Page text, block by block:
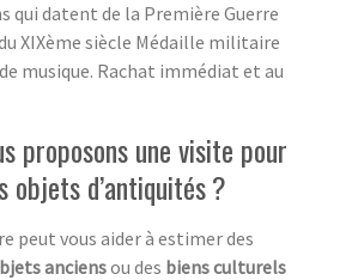
qui datent de la Première Guerre
XIXème siècle Médaille militaire
musique. Rachat immédiat et au
proposons une visite pour
objets d’antiquités ?
peut vous aider à estimer des
anciensou des biens culturels